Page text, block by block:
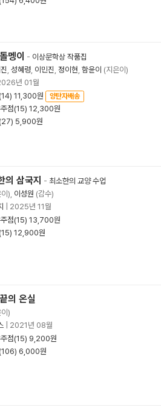
멩이 - 이상문학상 작품집
성혜령 이민진 정이현 함윤이 (지은이)
년 01월
11,300원
양탄자배송
주점(15) 12,300원
5,900원
의 삼국지 - 최소한의 교양 수업
), 이성원 (감수)
2025년 11월
주점(15) 13,700원
12,900원
의 온실
)
2021년 08월
주점(15) 9,200원
6,000원